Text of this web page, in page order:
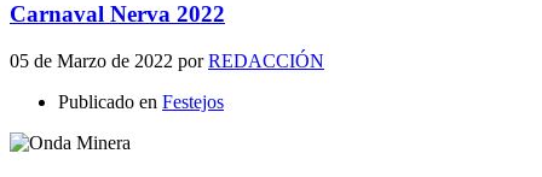
Carnaval Nerva 2022
05 de Marzo de 2022 porREDACCIÓN
Publicado en Festejos